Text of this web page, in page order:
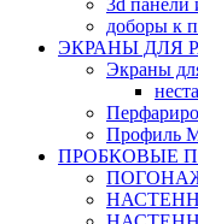
3d панели
доборы к
ЭКРАНЫ ДЛЯ
Экраны
Профиль
ПРОБКОВЫЕ